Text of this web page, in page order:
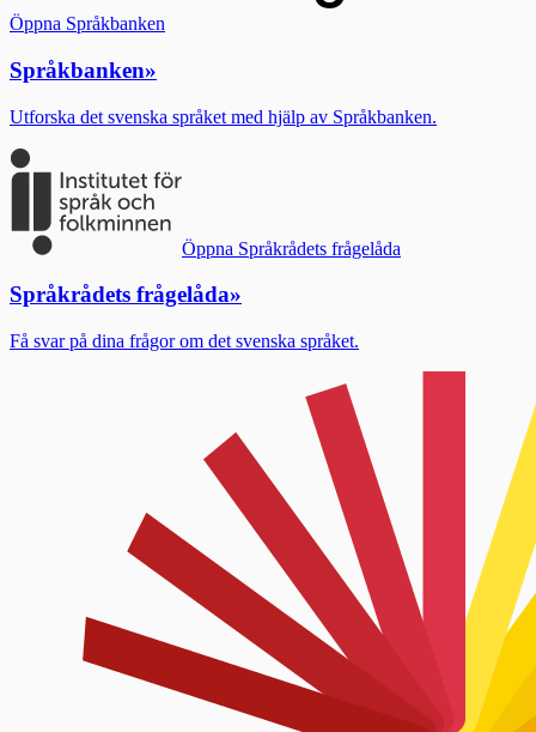
Öppna Språkbanken
Språkbanken»
Utforska det svenska språket med hjälp av Språkbanken.
Öppna Språkrådets frågelåda
Språkrådets frågelåda»
Få svar på dina frågor om det svenska språket.